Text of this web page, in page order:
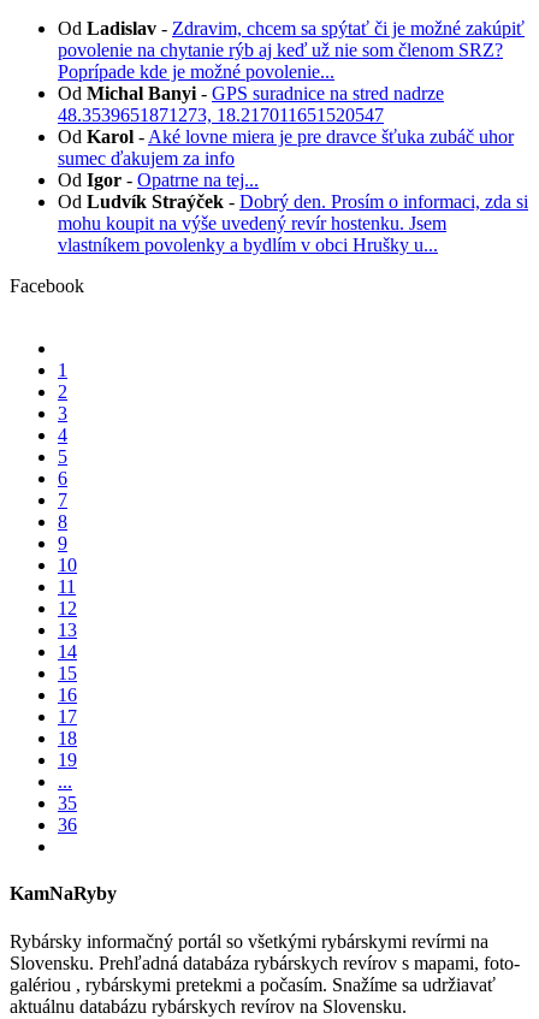
Od Ladislav - Zdravim, chcem sa spýtať či je možné zakúpiť
povolenie na chytanie rýb aj keď už nie som členom SRZ?
Poprípade kde je možné povolenie...
Od Michal Banyi - GPS suradnice na stred nadrze
48.3539651871273, 18.217011651520547
Od Karol - Aké lovne miera je pre dravce šťuka zubáč uhor
sumec ďakujem za info
Od Igor - Opatrne na tej...
Od Ludvík Straýček - Dobrý den. Prosím o informaci, zda si
mohu koupit na výše uvedený revír hostenku. Jsem
vlastníkem povolenky a bydlím v obci Hrušky u...
Facebook
1
2
3
4
5
6
7
8
9
10
11
12
13
14
15
16
17
18
19
...
35
36
KamNaRyby
Rybársky informačný portál so všetkými rybárskymi revírmi na
Slovensku. Prehľadná databáza rybárskych revírov s mapami, foto-
galériou , rybárskymi pretekmi a počasím. Snažíme sa udržiavať
aktuálnu databázu rybárskych revírov na Slovensku.